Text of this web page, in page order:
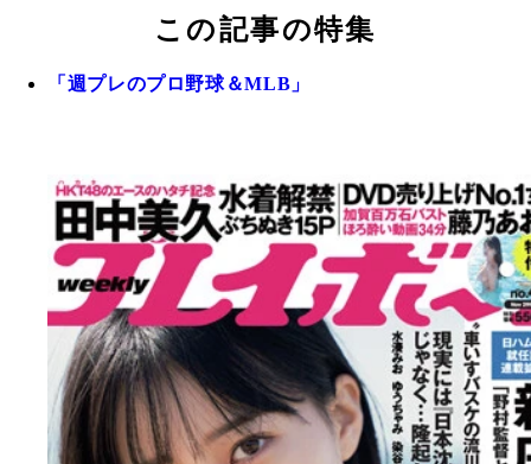
この記事の特集
「週プレのプロ野球＆MLB」